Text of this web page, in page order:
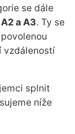
se dále
a A3. Ty se
vzdáleností
splnit
níže